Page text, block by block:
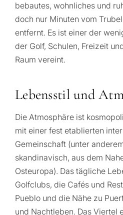
bebautes, wohnliches und
doch nur Minuten vom
entfernt. Es ist einer der
der Golf, Schulen, Freizeit
Raum vereint.
Lebensstil und
Die Atmosphäre ist
mit einer fest etablierten
Gemeinschaft (unter
skandinavisch, aus dem
Osteuropa). Das tägliche
Golfclubs, die Cafés und
Pueblo und die Nähe zu
und Nachtleben. Das Viertel